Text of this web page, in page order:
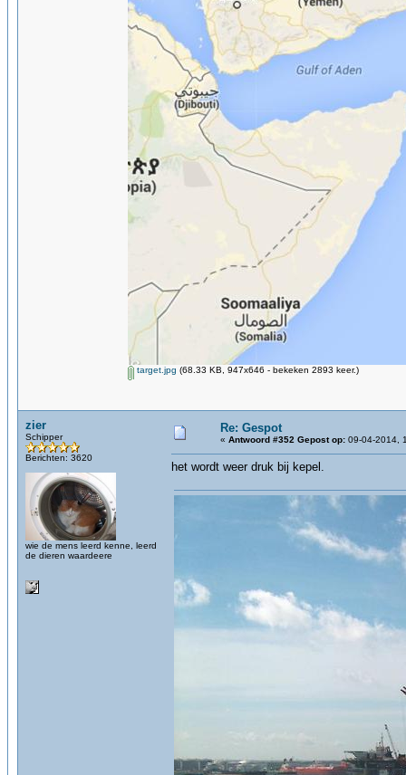
target.jpg (68.33 KB, 947x646 - bekeken 2893 keer.)
zier
Schipper
Berichten: 3620
wie de mens leerd kenne, leerd
de dieren waardeere
Re: Gespot
« Antwoord #352 Gepost op: 09-04-2014,
het wordt weer druk bij kepel.